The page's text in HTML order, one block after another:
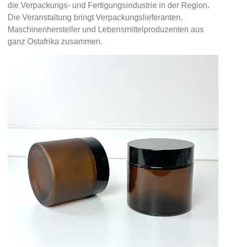
die Verpackungs- und Fertigungsindustrie in der Region.
Die Veranstaltung bringt Verpackungslieferanten,
Maschinenhersteller und Lebensmittelproduzenten aus
ganz Ostafrika zusammen.